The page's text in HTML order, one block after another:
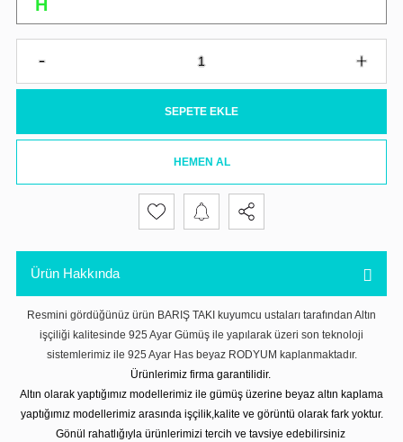
SEPETE EKLE
HEMEN AL
Ürün Hakkında
Resmini gördüğünüz ürün BARIŞ TAKI kuyumcu ustaları tarafından Altın
işçiliği kalitesinde 925 Ayar Gümüş ile yapılarak üzeri son teknoloji
sistemlerimiz ile 925 Ayar Has beyaz RODYUM kaplanmaktadır.
Ürünlerimiz firma garantilidir.
Altın olarak yaptığımız modellerimiz ile gümüş üzerine beyaz altın kaplama
yaptığımız modellerimiz arasında işçilik,kalite ve görüntü olarak fark yoktur.
Gönül rahatlığıyla ürünlerimizi tercih ve tavsiye edebilirsiniz